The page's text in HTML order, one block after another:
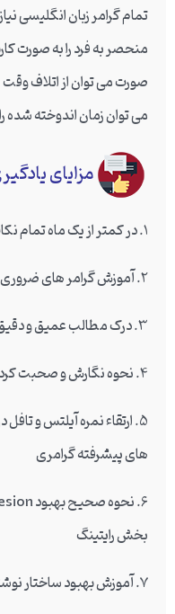
تمام گرامر زبان انگلیسی
منحصر به فرد را به صورت
صورت می توان از اتلاف
می توان زمان اندوخته
مزایای
1. در کمتر از یک ماه تمام نکات کلیدی گرامر را یاد می گیرید.
2. آموزش گرامر های ضروری آزمون های آیلتس و تافل.
3. درک مطالب عمیق و دقیق گرامری.
4. نحوه نگارش و صحبت کردن با اعتماد به نفس بالا
5. ارتقاء نمره آیلتس و
های پیشرفته گرامری
بخش رایتینگ
7. آموزش بهبود ساختار نوشتاری در مهارت Writing